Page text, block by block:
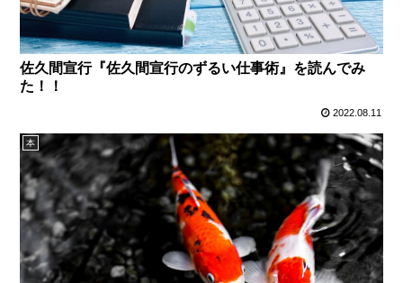
佐久間宣行『佐久間宣行のずるい仕事術』を読んでみ
た！！
2022.08.11
本